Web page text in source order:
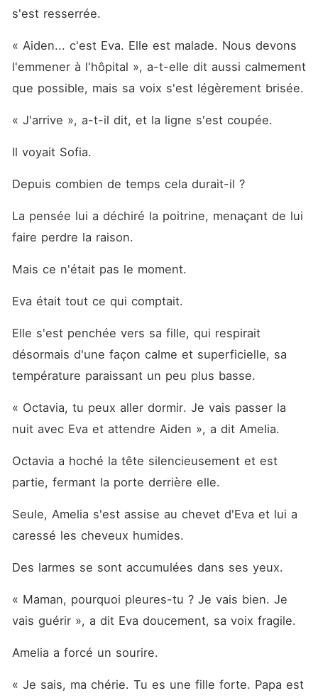
s'est resserrée.
« Aiden... c'est Eva. Elle est malade. Nous devons
l'emmener à l'hôpital », a-t-elle dit aussi calmement
« J'arrive », a-t-il dit, et la ligne s'est coupée.
Il voyait Sofia.
Depuis combien de temps cela durait-il ?
La pensée lui a déchiré la poitrine, menaçant de lui
faire perdre la raison.
Mais ce n'était pas le moment.
Eva était tout ce qui comptait.
Elle s'est penchée vers sa fille, qui respirait
désormais d'une façon calme et superficielle, sa
température paraissant un peu plus basse.
« Octavia, tu peux aller dormir. Je vais passer la
nuit avec Eva et attendre Aiden », a dit Amelia.
Octavia a hoché la tête silencieusement et est
partie, fermant la porte derrière elle.
Seule, Amelia s'est assise au chevet d'Eva et lui a
caressé les cheveux humides.
Des larmes se sont accumulées dans ses yeux.
« Maman, pourquoi pleures-tu ? Je vais bien. Je
vais guérir », a dit Eva doucement, sa voix fragile.
Amelia a forcé un sourire.
« Je sais, ma chérie. Tu es une fille forte. Papa est